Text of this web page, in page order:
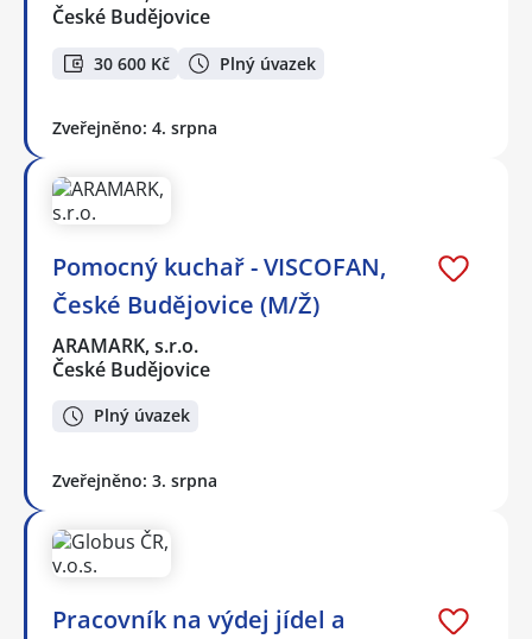
České Budějovice
30 600 Kč Plný úvazek
Zveřejněno: 4. srpna
Pomocný kuchař - VISCOFAN,
České Budějovice (M/Ž)
ARAMARK, s.r.o.
České Budějovice
Plný úvazek
Zveřejněno: 3. srpna
Pracovník na výdej jídel a